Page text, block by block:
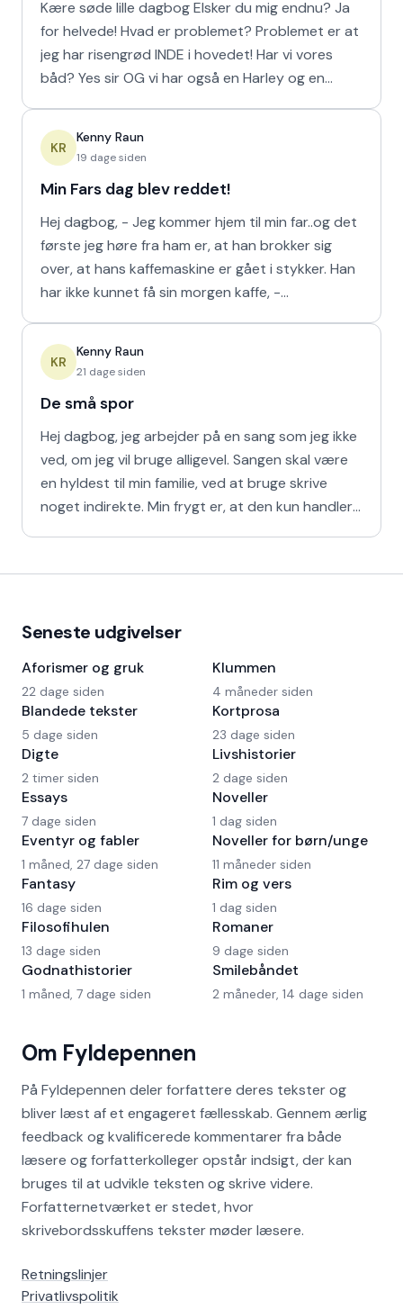
Kære søde lille dagbog Elsker du mig endnu? Ja
for helvede! Hvad er problemet? Problemet er at
jeg har risengrød INDE i hovedet! Har vi vores
båd? Yes sir OG vi har også en Harley og en
KR
Kenny Raun
19 dage siden
Min Fars dag blev reddet!
Hej dagbog, - Jeg kommer hjem til min far..og det
første jeg høre fra ham er, at han brokker sig
over, at hans kaffemaskine er gået i stykker. Han
har ikke kunnet få sin morgen kaffe, -
KR
Kenny Raun
21 dage siden
De små spor
Hej dagbog, jeg arbejder på en sang som jeg ikke
ved, om jeg vil bruge alligevel. Sangen skal være
en hyldest til min familie, ved at bruge skrive
noget indirekte. Min frygt er, at den kun handler
Om Fyldepennen
På Fyldepennen deler forfattere deres tekster og
bliver læst af et engageret fællesskab. Gennem ærlig
feedback og kvalificerede kommentarer fra både
læsere og forfatterkolleger opstår indsigt, der kan
bruges til at udvikle teksten og skrive videre.
Forfatternetværket er stedet, hvor
skrivebordsskuffens tekster møder læsere.
Retningslinjer
Privatlivspolitik
Seneste udgivelser
Aforismer og gruk
22 dage siden
Blandede tekster
5 dage siden
Digte
2 timer siden
Essays
7 dage siden
Eventyr og fabler
1 måned, 27 dage siden
Fantasy
16 dage siden
Filosofihulen
13 dage siden
Godnathistorier
1 måned, 7 dage siden
Klummen
4 måneder siden
Kortprosa
23 dage siden
Livshistorier
2 dage siden
Noveller
1 dag siden
Noveller for børn/unge
11 måneder siden
Rim og vers
1 dag siden
Romaner
9 dage siden
Smilebåndet
2 måneder, 14 dage siden